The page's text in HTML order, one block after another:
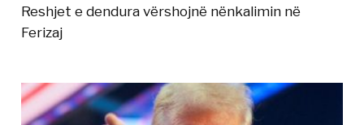
Reshjet e dendura vërshojnë nënkalimin në
Ferizaj